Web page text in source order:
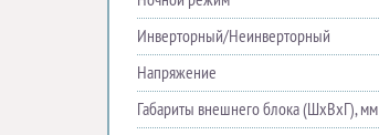
Инверторный/Неинверторный
Напряжение
Габариты внешнего блока (ШхВхГ), мм